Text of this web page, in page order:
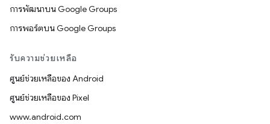
การพัฒนาบน Google Groups
การพอร์ตบน Google Groups
รับความช่วยเหลือ
ศูนย์ช่วยเหลือของ Android
ศูนย์ช่วยเหลือของ Pixel
www.android.com